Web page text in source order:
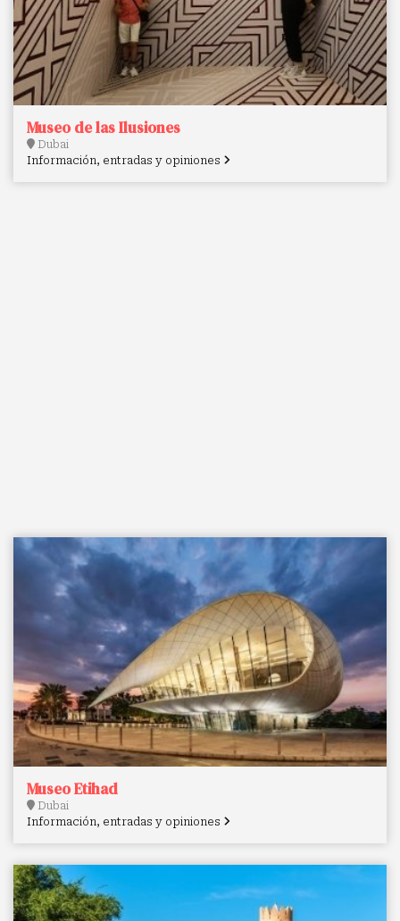
Museo de las Ilusiones
Dubai
Información, entradas y opiniones
Museo Etihad
Dubai
Información, entradas y opiniones